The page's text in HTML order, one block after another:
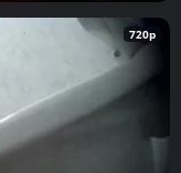
720p